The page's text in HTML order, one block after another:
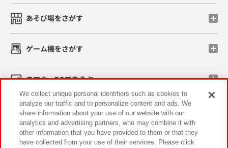
あそび場をさがす
ゲーム機をさがす
スマホ・PCであそぶ
イベント・キャンペーン
We collect unique personal identifiers such as cookies to
analyze our traffic and to personalize content and ads. We
share information about your use of our website with our
analytics and advertising partners, who may combine it with
other information that you have provided to them or that they
have collected from your use of their services. Please click